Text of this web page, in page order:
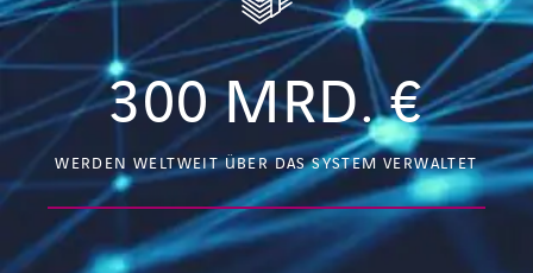
300MRD. €
WERDEN WELTWEIT ÜBER DAS SYSTEM VERWALTET